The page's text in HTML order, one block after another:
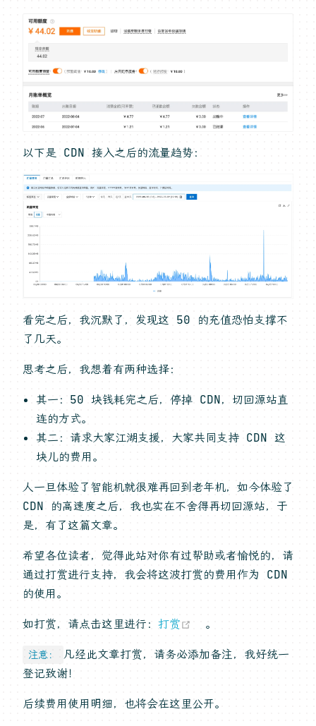
以下是 CDN 接入之后的流量趋势：
看完之后，我沉默了，发现这 50 的充值恐怕支撑不
了几天。
思考之后，我想着有两种选择：
其一：50 块钱耗完之后，停掉 CDN，切回源站直
连的方式。
其二：请求大家江湖支援，大家共同支持 CDN 这
块儿的费用。
人一旦体验了智能机就很难再回到老年机，如今体验了
CDN 的高速度之后，我也实在不舍得再切回源站，于
是，有了这篇文章。
希望各位读者，觉得此站对你有过帮助或者愉悦的，请
通过打赏进行支持，我会将这波打赏的费用作为 CDN
的使用。
如打赏，请点击这里进行： 打赏 (opens new
。
注意：
凡经此文章打赏，请务必添加备注，我好统一
登记致谢！
后续费用使用明细，也将会在这里公开。